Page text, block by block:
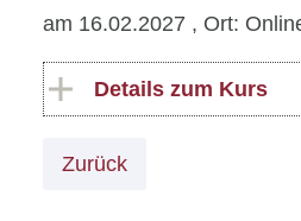
am 16.02.2027 , Ort:
Details zum Kurs
Zurück